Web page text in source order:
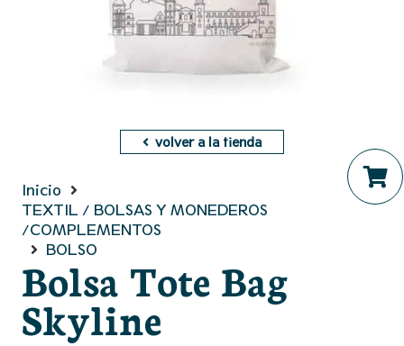
volver a la tienda
Inicio
TEXTIL / BOLSAS Y MONEDEROS
/COMPLEMENTOS
BOLSO
Bolsa Tote Bag
Skyline